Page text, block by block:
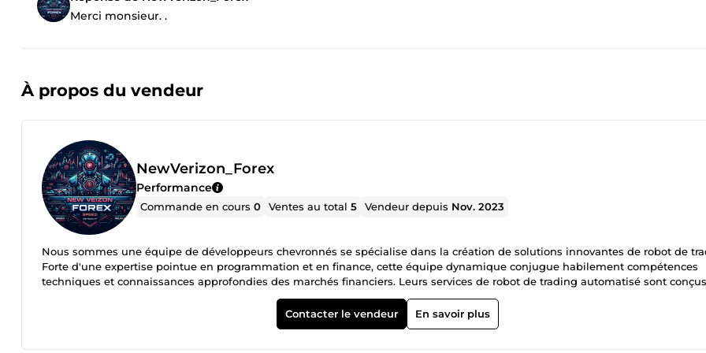
Merci monsieur. .
À propos du vendeur
NewVerizon_Forex
Performance
Commande en cours0 Ventes au total5 Vendeur depuis Nov. 2023
Nous sommes une équipe de développeurs chevronnés se spécialise dans la création de solutions innovantes de robot de
Forte d'une expertise pointue en programmation et en finance, cette équipe dynamique conjugue habilement compétences
techniques et connaissances approfondies des marchés financiers. Leurs services de robot de trading automatisé sont conçus
pour offrir des performances optimales, reflétant l'engagement constant envers l'excellence et la satisfaction client. Avec une
approche axée sur la précision algorithmique, cette équipe redéfinit les normes de l'industrie en matière de trading
Contacter le vendeur En savoir plus